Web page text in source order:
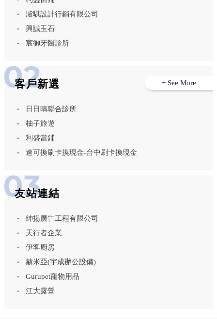
濬騏設計行銷有限公司
興誠玉石
宸御牙醫診所
客戶新選
日日晴聯合診所
柚子旅遊
利盛當鋪
速可換刷卡換現金-台中刷卡換現金
+ See More
友站連結
紳揚廣告工程有限公司
天行者企業
伊客廚房
赫米亞(宇成辦公設備)
Gurupet寵物用品
江大露營